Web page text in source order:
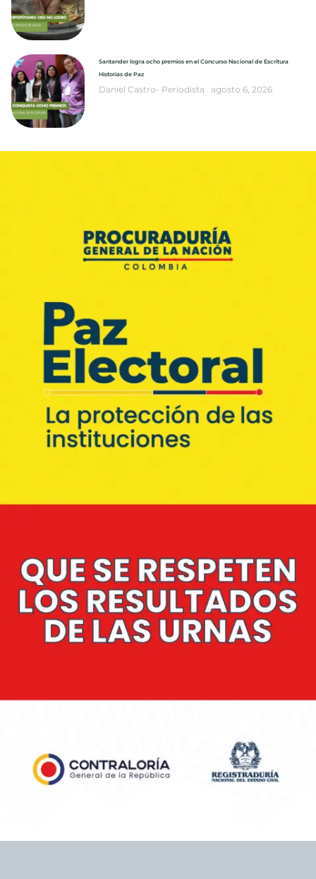
Santander logra ocho premios en el Concurso Nacional de Escritura
Historias de Paz
Daniel Castro- Periodista agosto 6, 2026